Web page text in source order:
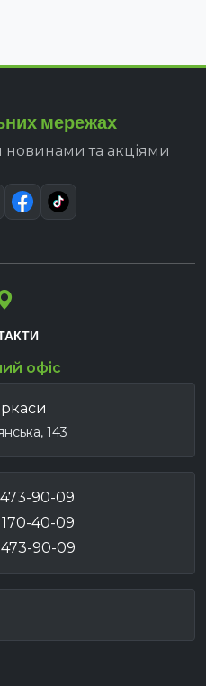
мережах
та акціями
офіс
143
90-09
40-09
90-09